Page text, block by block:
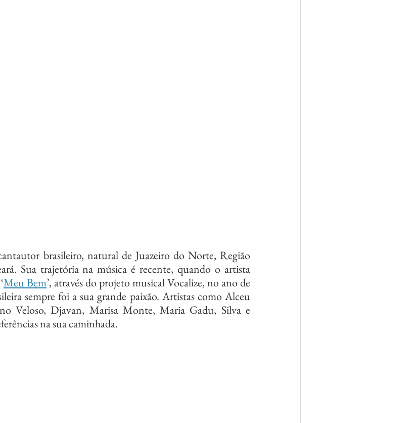
brasileiro, natural de Juazeiro do Norte, Região
Sua trajetória na música é recente, quando o artista
Meu Bem’, através do projeto musical Vocalize, no ano de
sempre foi a sua grande paixão. Artistas como Alceu
Veloso, Djavan, Marisa Monte, Maria Gadu, Silva e
na sua caminhada.